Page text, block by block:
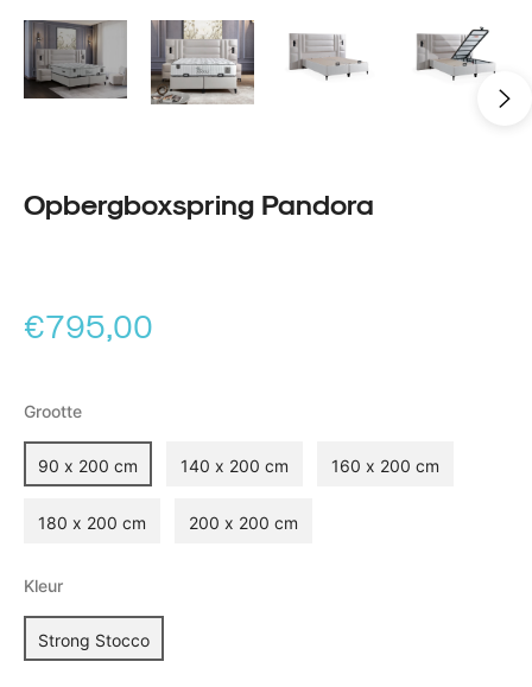
Opbergboxspring Pandora
prijs
€795,00
Grootte
90 x 200 cm 140 x 200 cm 160 x 200 cm
180 x 200 cm 200 x 200 cm
Kleur
Strong Stocco